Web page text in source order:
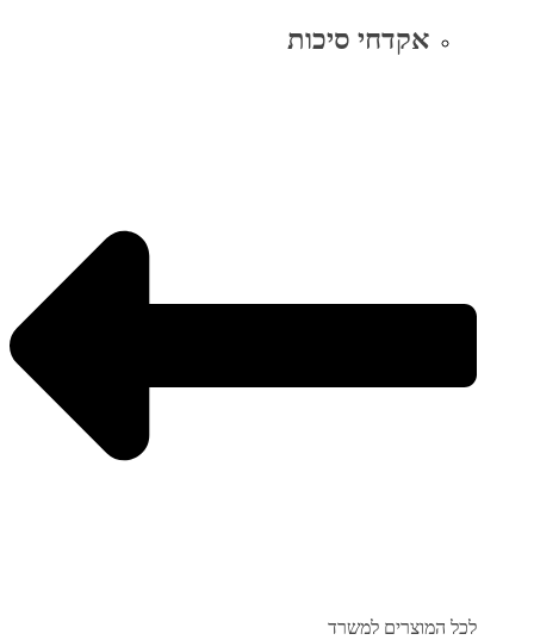
אקדחי סיכות
לכל המוצרים למשרד